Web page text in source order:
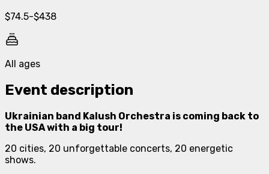
$74.5-$438
All ages
Event description
Ukrainian band Kalush Orchestra is coming back to
the USA with a big tour!
20 cities, 20 unforgettable concerts, 20 energetic
shows.